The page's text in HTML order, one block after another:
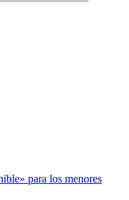
para los menores